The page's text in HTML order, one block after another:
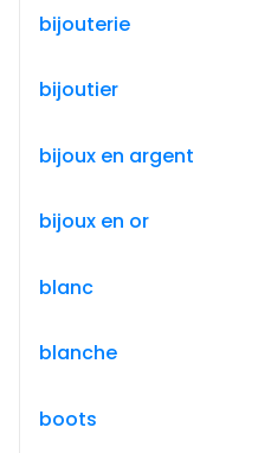
bijouterie
bijoutier
bijoux en argent
bijoux en or
blanc
blanche
boots